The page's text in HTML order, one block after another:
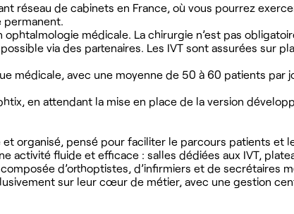
réseau de cabinets en France, où vous pourrez
permanent.
médicale. La chirurgie n’est pas
via des partenaires. Les IVT sont assurées sur
médicale, avec une moyenne de 50 à 60 patients par
en attendant la mise en place de la version
organisé, pensé pour faciliter le parcours patients et
activité fluide et efficace : salles dédiées aux IVT,
d’orthoptistes, d’infirmiers et de secrétaires
sur leur cœur de métier, avec une gestion